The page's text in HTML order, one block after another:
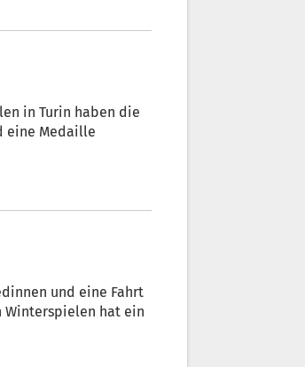
in Turin haben die
eine Medaille
und eine Fahrt
Winterspielen hat ein